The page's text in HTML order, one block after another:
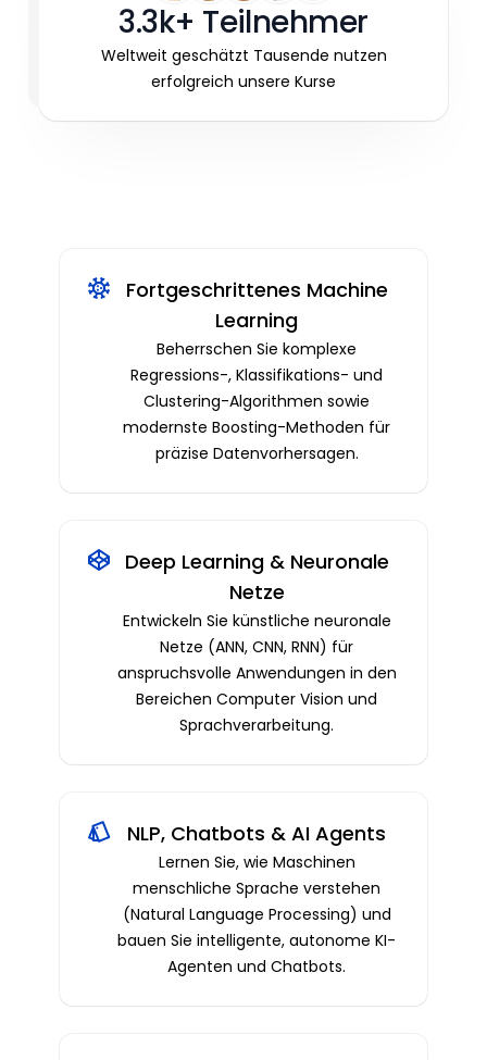
3.3k+ Teilnehmer
Weltweit geschätzt Tausende nutzen
erfolgreich unsere Kurse
Fortgeschrittenes Machine
Learning
Beherrschen Sie komplexe
Regressions-, Klassifikations- und
Clustering-Algorithmen sowie
modernste Boosting-Methoden für
präzise Datenvorhersagen.
Deep Learning & Neuronale
Netze
Entwickeln Sie künstliche neuronale
Netze (ANN, CNN, RNN) für
anspruchsvolle Anwendungen in den
Bereichen Computer Vision und
Sprachverarbeitung.
NLP, Chatbots & AI Agents
Lernen Sie, wie Maschinen
menschliche Sprache verstehen
(Natural Language Processing) und
bauen Sie intelligente, autonome KI-
Agenten und Chatbots.